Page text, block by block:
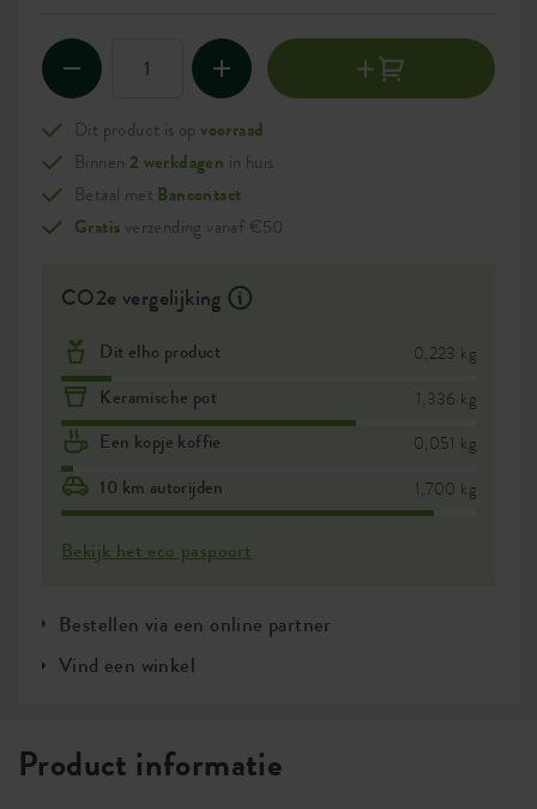
Dit product is opvoorraad
Binnen 2 werkdagen in huis
Betaal met Bancontact
Gratis verzending vanaf €50
CO2e vergelijking
Dit elho product 0,223 kg
Keramische pot 1,336 kg
Een kopje koffie 0,051 kg
10 km autorijden 1,700 kg
Bekijk het eco paspoort
Bestellen via een online partner
Vind een winkel
Product informatie